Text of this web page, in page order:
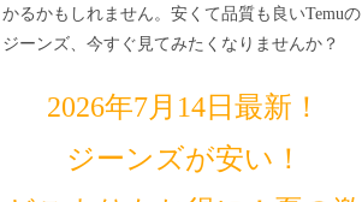
かるかもしれません。安くて品質も良いTemuの
ジーンズ、今すぐ見てみたくなりませんか？
2026年7月14日最新！
ジーンズが安い！